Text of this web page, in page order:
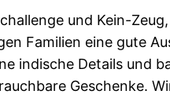
und Kein-
Familien eine gute
indische Details und
Geschenke.